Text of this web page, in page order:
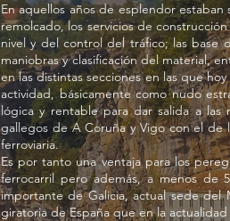
En aquellos años de esplendor
remolcado, los servicios de
nivel y del control del tráfico; las base
maniobras y clasificación del material,
en las distintas secciones en las que
actividad, básicamente como nudo
lógica y rentable para dar salida a las
gallegos de A Coruña y Vigo con el de
ferroviaria.
Es por tanto una ventaja para los
ferrocarril pero además, a menos de
importante de Galicia, actual sede del
giratoria de España que en la